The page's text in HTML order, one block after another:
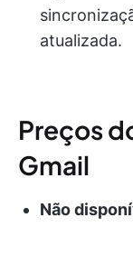
atualizada.
Preços
Gmail
Não